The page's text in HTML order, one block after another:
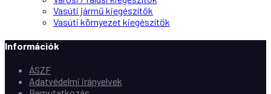
Vasúti jármű kiegészítők
Vasúti környezet kiegészítők
Információk
ÁSZF
Adatvédelmi irányelvek